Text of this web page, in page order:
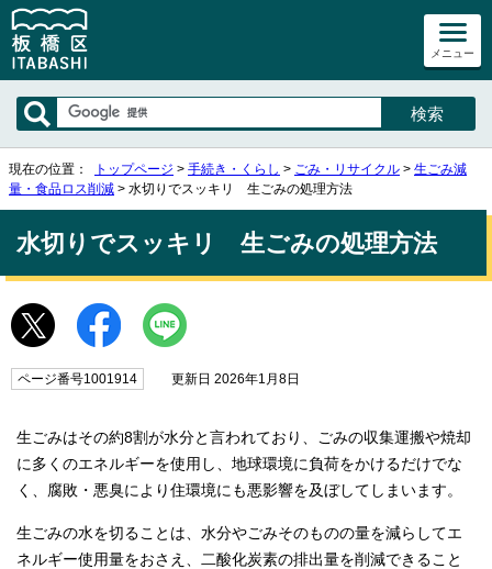
メニュー
現在の位置： トップページ > 手続き・くらし > ごみ・リサイクル > 生ごみ減
量・食品ロス削減 > 水切りでスッキリ 生ごみの処理方法
水切りでスッキリ 生ごみの処理方法
ページ番号1001914 更新日 2026年1月8日
生ごみはその約8割が水分と言われており、ごみの収集運搬や焼却
に多くのエネルギーを使用し、地球環境に負荷をかけるだけでな
く、腐敗・悪臭により住環境にも悪影響を及ぼしてしまいます。
生ごみの水を切ることは、水分やごみそのものの量を減らしてエ
ネルギー使用量をおさえ、二酸化炭素の排出量を削減できること